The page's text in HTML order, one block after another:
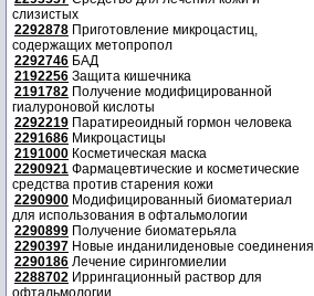
слизистых
2292878 Приготовление микроцастиц,
содержащих метопропол
2292746 БАД
2192256 Защита кишечника
2191782 Получение модифицированной
гиалуроновой кислоты
2292219 Паратиреоидный гормон человека
2291686 Микроцастицы
2191000 Косметическая маска
2290921 Фармацевтические и косметические
средства против старения кожи
2290900 Модифицированный биоматериал
для использования в офтальмологии
2290899 Получение биоматерьяла
2290397 Новые инданилиденовые соединения
2290186 Лечение сирингомиелии
2288702 Иррингационный раствор для
офтальмологии